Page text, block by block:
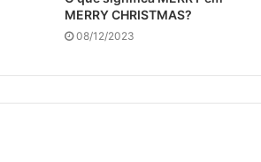
MERRY CHRISTMAS?
08/12/2023